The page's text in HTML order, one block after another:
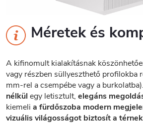
Méretek és
A kifinomult kialakításnak
vagy részben süllyeszthető profilokba
mm-rel a csempébe vagy a burkolatba).
nélkül egy letisztult, elegáns
kiemeli a fürdőszoba modern
vizuális világosságot biztosít a